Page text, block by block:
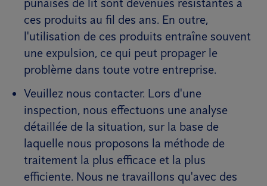
ces produits au fil des ans. En outre,
l'utilisation de ces produits entraîne souvent
une expulsion, ce qui peut propager le
problème dans toute votre entreprise.
Veuillez nous contacter. Lors d'une
inspection, nous effectuons une analyse
détaillée de la situation, sur la base de
laquelle nous proposons la méthode de
traitement la plus efficace et la plus
efficiente. Nous ne travaillons qu'avec des